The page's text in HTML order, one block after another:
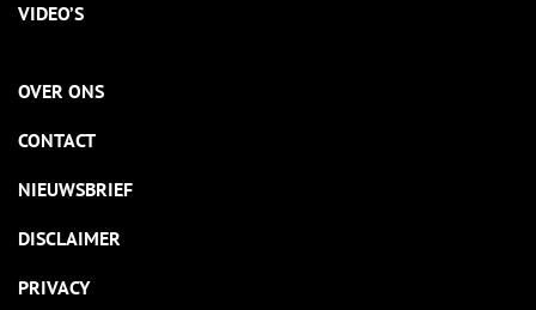
VIDEO’S
OVER ONS
CONTACT
NIEUWSBRIEF
DISCLAIMER
PRIVACY